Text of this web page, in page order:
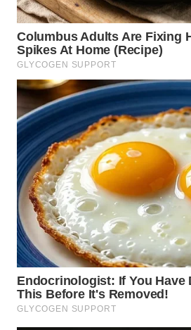
WN
GORONTALO
WN
SULUT
WN
MALUKU
WN
MALUT
WN
DAIRI
DANAU
TOBA